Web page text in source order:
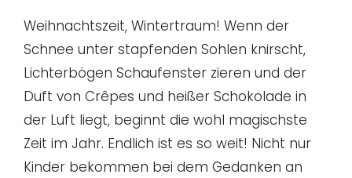
Weihnachtszeit, Wintertraum! Wenn der
Schnee unter stapfenden Sohlen knirscht,
Lichterbögen Schaufenster zieren und der
Duft von Crêpes und heißer Schokolade in
der Luft liegt, beginnt die wohl magischste
Zeit im Jahr. Endlich ist es so weit! Nicht nur
Kinder bekommen bei dem Gedanken an